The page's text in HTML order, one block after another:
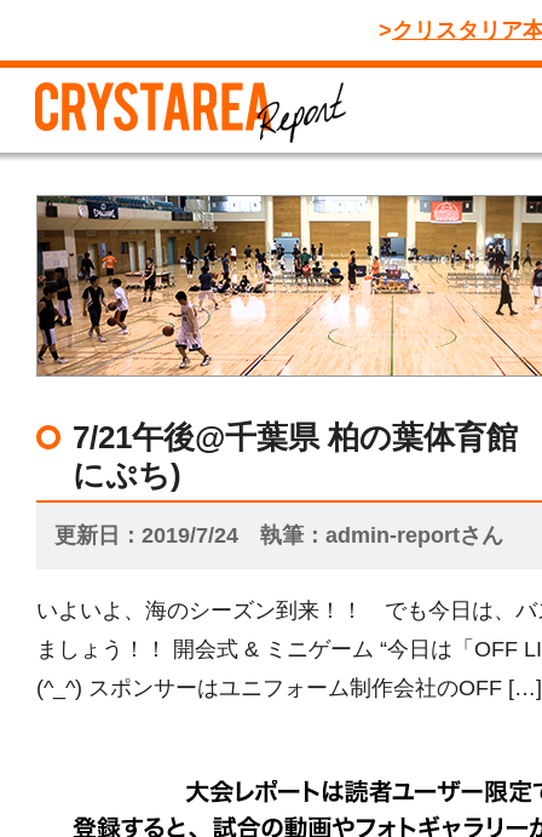
クリスタリア
7/21午後@千葉県 柏の葉体育
にぷち)
更新日 2019/7/24 執筆 admin-reportさん
いよいよ、海のシーズン到来！！ でも今日は、バ
ましょう！！ 開会式 & ミニゲーム “今日は「OFF
(^_^) スポンサーはユニフォーム制作会社のOFF […]